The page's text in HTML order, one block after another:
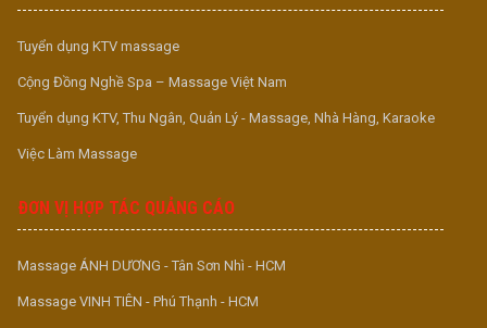
Tuyển dụng KTV massage
Cộng Đồng Nghề Spa – Massage Việt Nam
Tuyển dụng KTV, Thu Ngân, Quản Lý - Massage, Nhà Hàng, Karaoke
Việc Làm Massage
ĐƠN VỊ HỢP TÁC QUẢNG CÁO
Massage ÁNH DƯƠNG - Tân Sơn Nhì - HCM
Massage VINH TIÊN - Phú Thạnh - HCM